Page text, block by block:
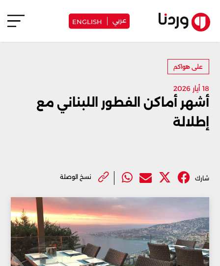
عربي ENGLISH
على هواكم
18 أيار 2026
أشهر أماكن الفطور اللبناني مع
إطلالة
شارك نسخ الوصلة